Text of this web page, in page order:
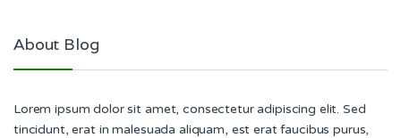
About Blog
Lorem ipsum dolor sit amet, consectetur adipiscing elit. Sed
tincidunt, erat in malesuada aliquam, est erat faucibus purus,